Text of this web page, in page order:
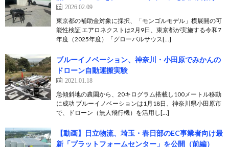
2026.02.09
東京都の補助金対象に採択、「モンゴルモデル」横展開の可
能性検証 エアロネクストは2月9日、東京都が実施する令和7
年度（2025年度）「グローバルサウス[…]
ブルーイノベーション、神奈川・小田原でみかんの
ドローン自動運搬実験
2021.01.18
急傾斜地の農園から、20キログラム搭載し100メートル移動
に成功 ブルーイノベーションは1月18日、神奈川県小田原市
で、ドローン（無人飛行機）を活用し[…]
【動画】日立物流、埼玉・春日部のEC事業者向け最
新「プラットフォームセンター」を公開（前編）